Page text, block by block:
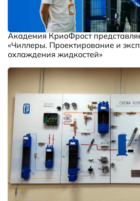
Академия КриоФрост
«Чиллеры. Проектирование и
охлаждения жидкостей»